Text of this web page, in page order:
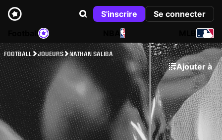
S'inscrire
Se connecter
NBA
FOOTBALL JOUEURS NATHAN SALIBA
Ajouter à